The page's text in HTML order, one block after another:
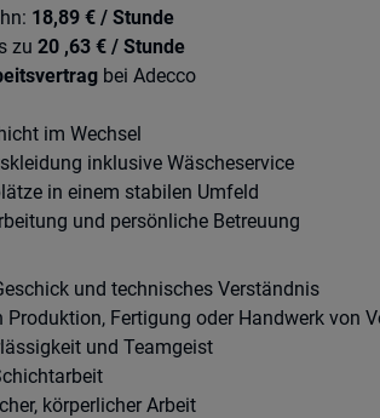
18,89 € / Stunde
zu 20 ,63 € / Stunde
bei Adecco
im Wechsel
inklusive Wäscheservice
in einem stabilen Umfeld
und persönliche Betreuung
und technisches Verständnis
Produktion, Fertigung oder Handwerk von
und Teamgeist
körperlicher Arbeit